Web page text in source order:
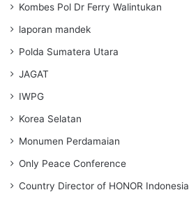
Kombes Pol Dr Ferry Walintukan
laporan mandek
Polda Sumatera Utara
JAGAT
IWPG
Korea Selatan
Monumen Perdamaian
Only Peace Conference
Country Director of HONOR Indonesia